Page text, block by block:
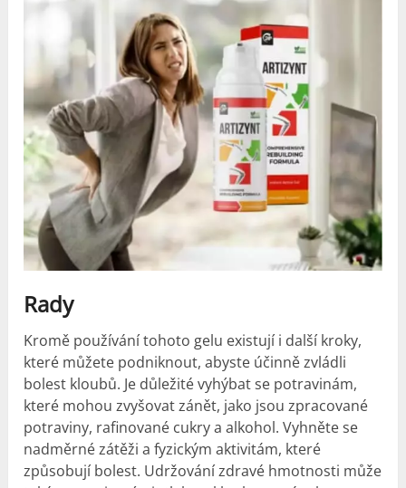
Rady
Kromě používání tohoto gelu existují i další kroky,
které můžete podniknout, abyste účinně zvládli
bolest kloubů. Je důležité vyhýbat se potravinám,
které mohou zvyšovat zánět, jako jsou zpracované
potraviny, rafinované cukry a alkohol. Vyhněte se
nadměrné zátěži a fyzickým aktivitám, které
způsobují bolest. Udržování zdravé hmotnosti může